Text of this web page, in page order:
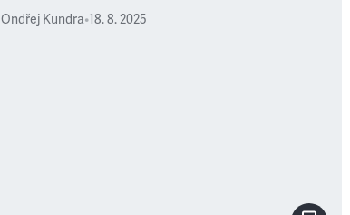
Ondřej Kundra•18. 8. 2025